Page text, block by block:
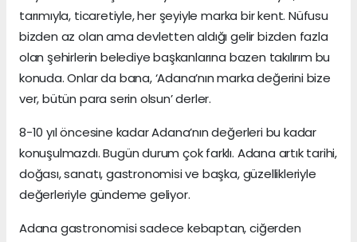
tarımıyla, ticaretiyle, her şeyiyle marka bir kent. Nüfusu
bizden az olan ama devletten aldığı gelir bizden fazla
olan şehirlerin belediye başkanlarına bazen takılırım bu
konuda. Onlar da bana, ‘Adana’nın marka değerini bize
ver, bütün para serin olsun’ derler.
8-10 yıl öncesine kadar Adana’nın değerleri bu kadar
konuşulmazdı. Bugün durum çok farklı. Adana artık tarihi,
doğası, sanatı, gastronomisi ve başka, güzellikleriyle
değerleriyle gündeme geliyor.
Adana gastronomisi sadece kebaptan, ciğerden